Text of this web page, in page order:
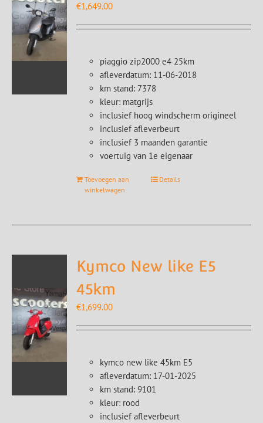
€1,649.00
piaggio zip2000 e4 25km
afleverdatum: 11-06-2018
km stand: 7378
kleur: matgrijs
inclusief hoog windscherm origineel
inclusief afleverbeurt
inclusief 3 maanden garantie
voertuig van 1e eigenaar
Toevoegen aan
winkelwagen
Details
Kymco New like E5
45km
€1,699.00
kymco new like 45km E5
afleverdatum: 17-01-2025
km stand: 9101
kleur: rood
inclusief afleverbeurt